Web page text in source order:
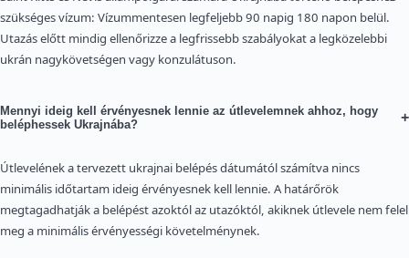
szükséges vízum: Vízummentesen legfeljebb 90 napig 180 napon belül.
Utazás előtt mindig ellenőrizze a legfrissebb szabályokat a legközelebbi
ukrán nagykövetségen vagy konzulátuson.
Mennyi ideig kell érvényesnek lennie az útlevelemnek ahhoz, hogy
beléphessek Ukrajnába?
+
Útlevelének a tervezett ukrajnai belépés dátumától számítva nincs
minimális időtartam ideig érvényesnek kell lennie. A határőrök
megtagadhatják a belépést azoktól az utazóktól, akiknek útlevele nem felel
meg a minimális érvényességi követelménynek.